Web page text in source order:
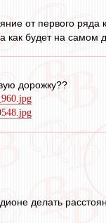
от первого
как будет на самом
дорожку??
делать